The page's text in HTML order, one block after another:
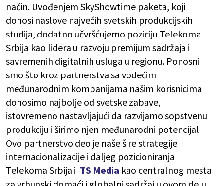
način. Uvođenjem SkyShowtime paketa, koji
donosi naslove najvećih svetskih produkcijskih
studija, dodatno učvršćujemo poziciju Telekoma
Srbija kao lidera u razvoju premijum sadržaja i
savremenih digitalnih usluga u regionu. Ponosni
smo što kroz partnerstva sa vodećim
međunarodnim kompanijama našim korisnicima
donosimo najbolje od svetske zabave,
istovremeno nastavljajući da razvijamo sopstvenu
produkciju i širimo njen međunarodni potencijal.
Ovo partnerstvo deo je naše šire strategije
internacionalizacije i daljeg pozicioniranja
Telekoma Srbija i TS Media kao centralnog mesta